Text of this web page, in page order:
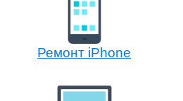
Ремонт iPhone